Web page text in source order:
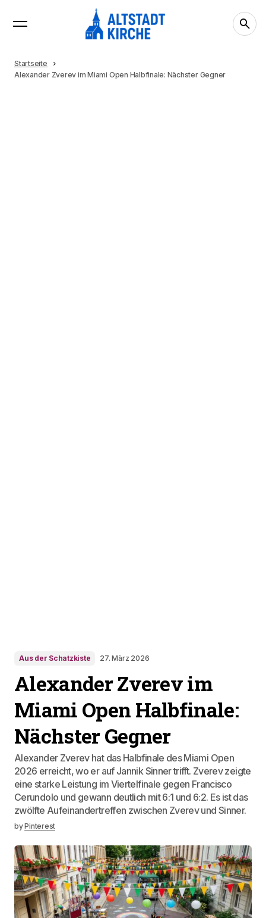
Startseite
Alexander Zverev im Miami Open Halbfinale: Nächster Gegner
Aus der Schatzkiste 27. März 2026
Alexander Zverev im
Miami Open Halbfinale:
Nächster Gegner
Alexander Zverev hat das Halbfinale des Miami Open
2026 erreicht, wo er auf Jannik Sinner trifft. Zverev zeigte
eine starke Leistung im Viertelfinale gegen Francisco
Cerundolo und gewann deutlich mit 6:1 und 6:2. Es ist das
zwölfte Aufeinandertreffen zwischen Zverev und Sinner.
byPinterest